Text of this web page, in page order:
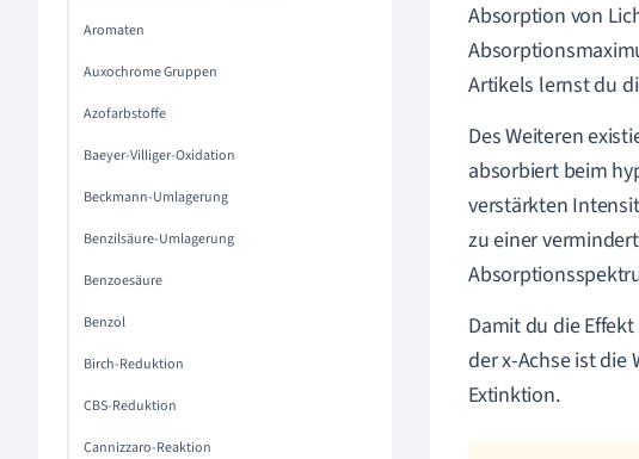
Aromaten
Auxochrome Gruppen
Azofarbstoffe
Baeyer-Villiger-Oxidation
Beckmann-Umlagerung
Benzilsäure-Umlagerung
Benzoesäure
Benzol
Birch-Reduktion
CBS-Reduktion
Cannizzaro-Reaktion
Absorption von
Artikels lernst du
Des Weiteren
absorbiert beim
verstärkten
zu einer
Damit du die
der x-Achse ist die
Extinktion.